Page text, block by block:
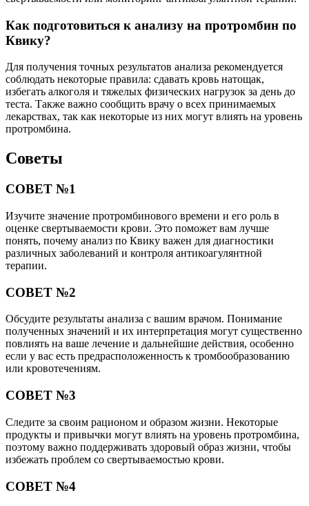
Как подготовиться к анализу на протромбин по
Квику?
Для получения точных результатов анализа рекомендуется
соблюдать некоторые правила: сдавать кровь натощак,
избегать алкоголя и тяжелых физических нагрузок за день до
теста. Также важно сообщить врачу о всех принимаемых
лекарствах, так как некоторые из них могут влиять на уровень
протромбина.
Советы
СОВЕТ №1
Изучите значение протромбинового времени и его роль в
оценке свертываемости крови. Это поможет вам лучше
понять, почему анализ по Квику важен для диагностики
различных заболеваний и контроля антикоагулянтной
терапии.
СОВЕТ №2
Обсудите результаты анализа с вашим врачом. Понимание
полученных значений и их интерпретация могут существенно
повлиять на ваше лечение и дальнейшие действия, особенно
если у вас есть предрасположенность к тромбообразованию
или кровотечениям.
СОВЕТ №3
Следите за своим рационом и образом жизни. Некоторые
продукты и привычки могут влиять на уровень протромбина,
поэтому важно поддерживать здоровый образ жизни, чтобы
избежать проблем со свертываемостью крови.
СОВЕТ №4